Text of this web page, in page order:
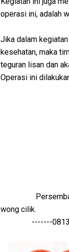
operasi ini, adalah
Jika dalam
kesehatan, maka
teguran lisan dan
Operasi ini
Persembahan
wong cilik.
-------